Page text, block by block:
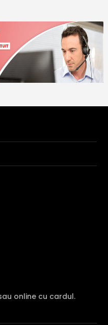
online cu cardul.